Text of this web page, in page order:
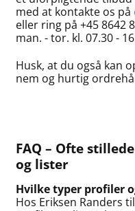
med at kontakte os på
eller ring på +45 8642
man. - tor. kl. 07.30 -
Husk, at du også kan
nem og hurtig
FAQ – Ofte
og lister
Hvilke typer profiler
Hos Eriksen Randers